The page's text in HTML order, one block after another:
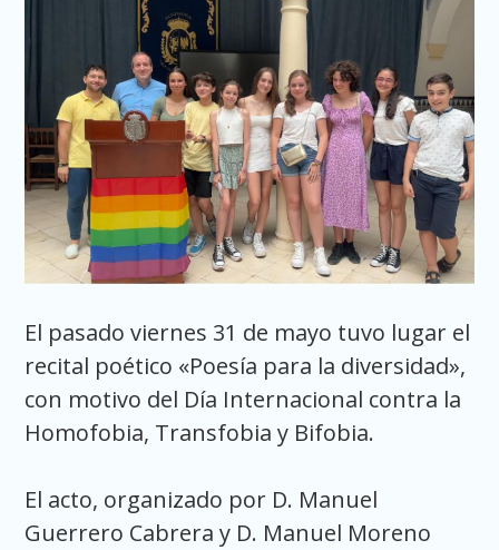
El pasado viernes 31 de mayo tuvo lugar el
recital poético «Poesía para la diversidad»,
con motivo del Día Internacional contra la
Homofobia, Transfobia y Bifobia.
El acto, organizado por D. Manuel
Guerrero Cabrera y D. Manuel Moreno